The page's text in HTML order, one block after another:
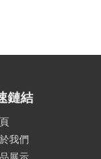
鏈結
我們